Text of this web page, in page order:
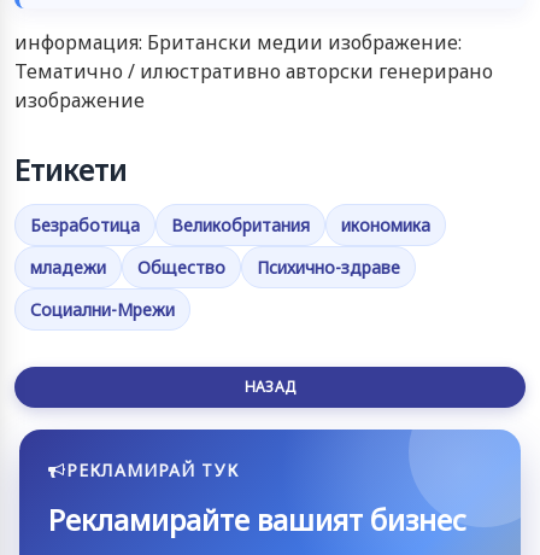
информация: Британски медии изображение:
Тематично / илюстративно авторски генерирано
изображение
Етикети
Безработица Великобритания
икономика
младежи
Общество
Психично-здраве
Социални-Мрежи
НАЗАД
РЕКЛАМИРАЙ ТУК
Рекламирайте вашият бизнес